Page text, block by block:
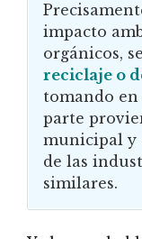
impacto
orgánicos,
reciclaje o
tomando
parte
municipal y
de las
similares.